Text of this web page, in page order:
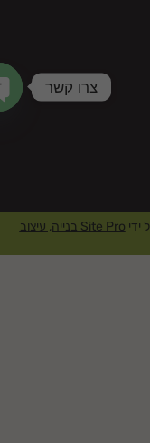
Site Pro בנייה, עיצוב
צרו קשר